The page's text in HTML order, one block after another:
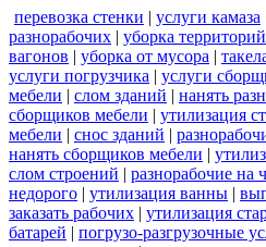
перевозка стенки | услуги камаза
разнорабочих | уборка территорий
вагонов | уборка от мусора |
услуги погрузчика | услуги
мебели | слом зданий | нанять
сборщиков мебели | утилизация
мебели | снос зданий |
нанять сборщиков мебели |
слом строений | разнорабочие на
недорого | утилизация ванны |
заказать рабочих | утилизация
батарей | погрузо-разгрузочные